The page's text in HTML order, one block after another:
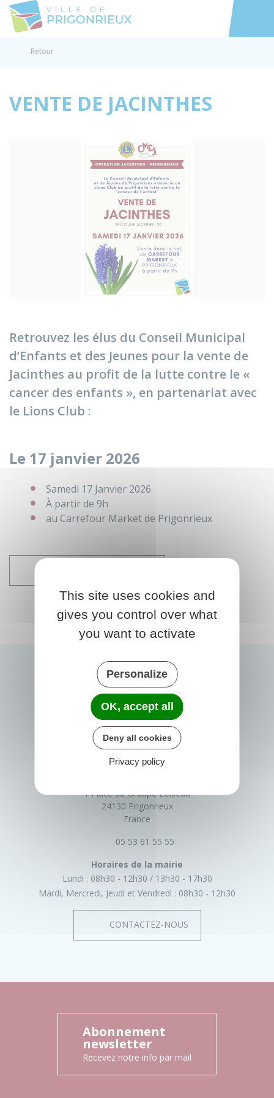
Accéder
Retour
VENTE DE JACINTHES
Retrouvez les élus du Conseil Municipal
d’Enfants et des Jeunes pour la vente de
Jacinthes au profit de la lutte contre le «
cancer des enfants », en partenariat avec
le Lions Club :
Le 17 janvier 2026
Samedi 17 Janvier 2026
À partir de 9h
au Carrefour Market de Prigonrieux
1 Place du Groupe Loiseau
24130 Prigonrieux
France
05 53 61 55 55
Horaires de la mairie
Lundi : 08h30 - 12h30
13h30 - 17h30
Mardi, Mercredi, Jeudi et Vendredi : 08h30 - 12h30
CONTACTEZ-NOUS
Abonnement
newsletter
Recevez notre info par mail
This site uses cookies and
gives you control over what
you want to activate
Personalize
OK, accept all
Deny all cookies
Privacy policy